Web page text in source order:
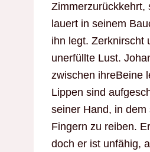
Zimmerzurückkehrt,
lauert in seinem
ihn legt. Zerknirscht
unerfüllte Lust.
zwischen ihreBeine
Lippen sind
seiner Hand, in
Fingern zu reiben.
doch er ist unfähig,